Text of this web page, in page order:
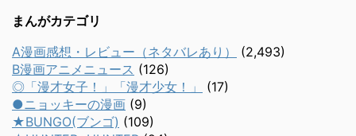
まんがカテゴリ
A漫画感想・レビュー（ネタバレあり）
(2,493)
B漫画アニメニュース (126)
◎「漫才女子！」「漫才少女！」
(17)
●ニョッキーの漫画 (9)
★BUNGO(ブンゴ) (109)